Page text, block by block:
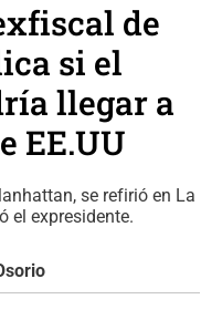
de
si el
llegar a
EE.UU
se refirió en La
el expresidente.